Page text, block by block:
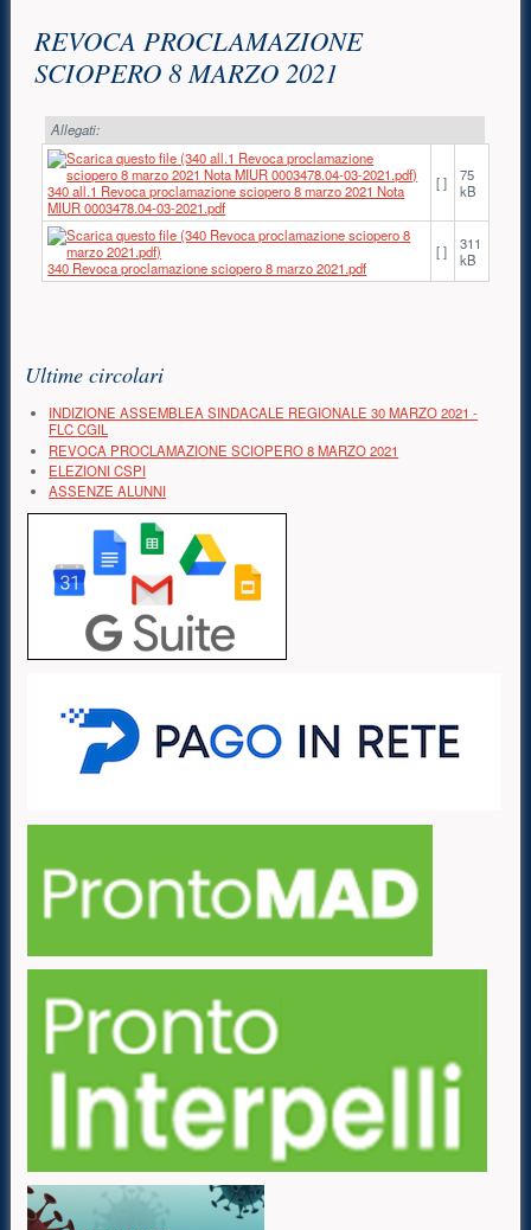
REVOCA PROCLAMAZIONE
SCIOPERO 8 MARZO 2021
Allegati:
340 all.1 Revoca proclamazione sciopero 8 marzo 2021 Nota
MIUR 0003478.04-03-2021.pdf
[ ]
75
kB
340 Revoca proclamazione sciopero 8 marzo 2021.pdf
[ ]
311
kB
Ultime circolari
INDIZIONE ASSEMBLEA SINDACALE REGIONALE 30 MARZO 2021 -
FLC CGIL
REVOCA PROCLAMAZIONE SCIOPERO 8 MARZO 2021
ELEZIONI CSPI
ASSENZE ALUNNI